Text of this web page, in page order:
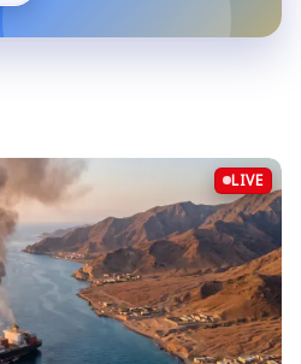
LIVE